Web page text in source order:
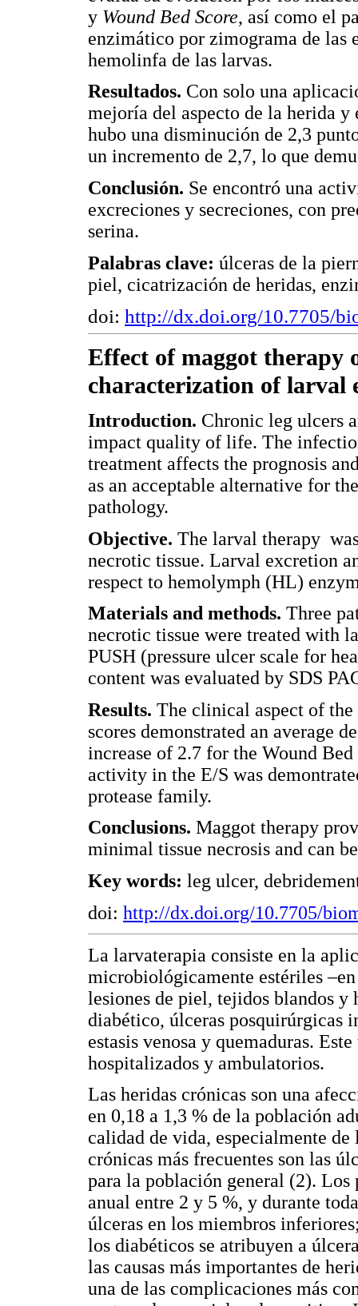
y Wound Bed Score, así como el
enzimático por zimograma de las
hemolinfa de las larvas.
Resultados. Con solo una
mejoría del aspecto de la herida y
hubo una disminución de 2,3
un incremento de 2,7, lo que
Conclusión. Se encontró una
excreciones y secreciones, con
serina.
Palabras clave: úlceras de la
piel, cicatrización de heridas,
doi: http://dx.doi.org/10.7705/
Effect of maggot therapy
characterization of larval
Introduction. Chronic leg ulcers
impact quality of life. The
treatment affects the prognosis
as an acceptable alternative for
pathology.
Objective. The larval therapy
necrotic tissue. Larval excretion
respect to hemolymph (HL)
Materials and methods. Three
necrotic tissue were treated with
PUSH (pressure ulcer scale for
content was evaluated by SDS
Results. The clinical aspect of
scores demonstrated an average
increase of 2.7 for the Wound
activity in the E/S was
protease family.
Conclusions. Maggot therapy
minimal tissue necrosis and can
Key words: leg ulcer,
doi: http://dx.doi.org/10.7705/
La larvaterapia consiste en la
microbiológicamente estériles
lesiones de piel, tejidos blandos y
diabético, úlceras posquirúrgicas
estasis venosa y quemaduras.
hospitalizados y ambulatorios.
Las heridas crónicas son una
en 0,18 a 1,3 % de la población
calidad de vida, especialmente
crónicas más frecuentes son las
para la población general (2). Los
anual entre 2 y 5 %, y durante
úlceras en los miembros
los diabéticos se atribuyen a
las causas más importantes de
una de las complicaciones más